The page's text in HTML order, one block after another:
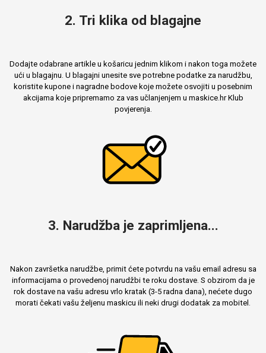
2. Tri klika od blagajne
Dodajte odabrane artikle u košaricu jednim klikom i nakon toga možete
ući u blagajnu. U blagajni unesite sve potrebne podatke za narudžbu,
koristite kupone i nagradne bodove koje možete osvojiti u posebnim
akcijama koje pripremamo za vas učlanjenjem u maskice.hr Klub
povjerenja.
3. Narudžba je zaprimljena...
Nakon završetka narudžbe, primit ćete potvrdu na vašu email adresu sa
informacijama o provedenoj narudžbi te roku dostave. S obzirom da je
rok dostave na vašu adresu vrlo kratak (3-5 radna dana), nećete dugo
morati čekati vašu željenu maskicu ili neki drugi dodatak za mobitel.